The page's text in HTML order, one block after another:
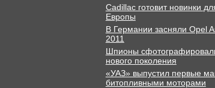
Cadillac готовит новинки
Европы
В Германии засняли Opel
2011
Шпионы
нового поколения
«УАЗ» выпустил первые
битопливными моторами